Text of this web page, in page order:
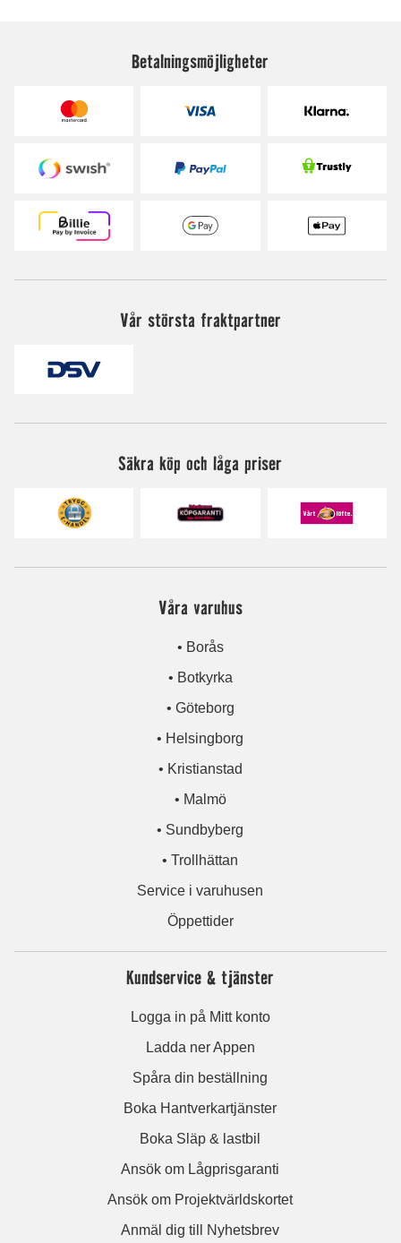
Betalningsmöjligheter
Vår största fraktpartner
Säkra köp och låga priser
Våra varuhus
• Borås
• Botkyrka
• Göteborg
• Helsingborg
• Kristianstad
• Malmö
• Sundbyberg
• Trollhättan
Service i varuhusen
Öppettider
Kundservice & tjänster
Logga in på Mitt konto
Ladda ner Appen
Spåra din beställning
Boka Hantverkartjänster
Boka Släp & lastbil
Ansök om Lågprisgaranti
Ansök om Projektvärldskortet
Anmäl dig till Nyhetsbrev